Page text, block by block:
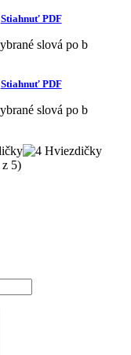
Stiahnuť PDF
Stiahnuť PDF
z 5)